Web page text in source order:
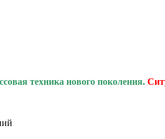
техника нового поколения.